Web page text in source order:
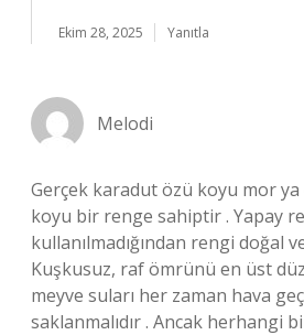
Ekim 28, 2025 Yanıtla
Melodi
Gerçek karadut özü koyu mor ya
koyu bir renge sahiptir . Yapay
kullanılmadığından rengi doğal
Kuşkusuz, raf ömrünü en üst
meyve suları her zaman hava
saklanmalıdır . Ancak herhangi